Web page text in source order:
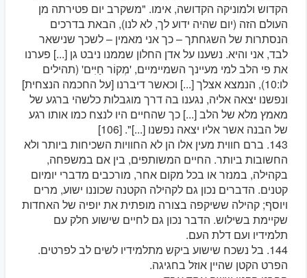
הקדוש ולמוניקה הקדושה, אימו. "משקרב יום פטירתה מן
העולם הזה (יום שהיה ידוע לך, לא לנו), הבאת בדרכים
הנסתרות של השגחתך – כך אני מאמין – לשכך שנישאר
לבד, אני והיא. נשענו על אדן החלון שממנו ניבט גן [...] פערנו
את פי הלב למי מעיינך השמיימיים, 'מְקוֹר חַיִּים' (תהילים
לו:10), הנמצא אצלך [...] וכאשר דיברנו [על החכמה הנצחית]
ונפשנו יצאה אליה, נגענו בה דרך מוגבלות כלשהי ברגע של
מאמץ מלא של הלב [...] כך שהחיים היו לנצח כמו אותו רגע
של הבנה אשר אליו יצאה נפשנו [...]". [106]
143. ברם חווית מעין אלו הן לא החוויות השכיחות ביותר ולא
החשובות ביותר. החיים המשותפים, בין אם במשפחה,
בקהילה, במנזר או בכל מקום אחר, מורכבים מדברי יומיום
קטנים. הדברים נכון גם לקהילה הקטנה שכוננו ישוע, מרים
ויוסף; קהילה ששיקפה בצורה מופתית את יופיה של האחדות
שקיימת בשילוש. הדבר נכון גם לחיים שישוע חלק עם
תלמידיו ועם דלת העם.
144. בל נשכח שישוע ביקש מתלמידיו לשים לב לפרטים.
הפרט הקטן שהיין אוזל בחגיגה.